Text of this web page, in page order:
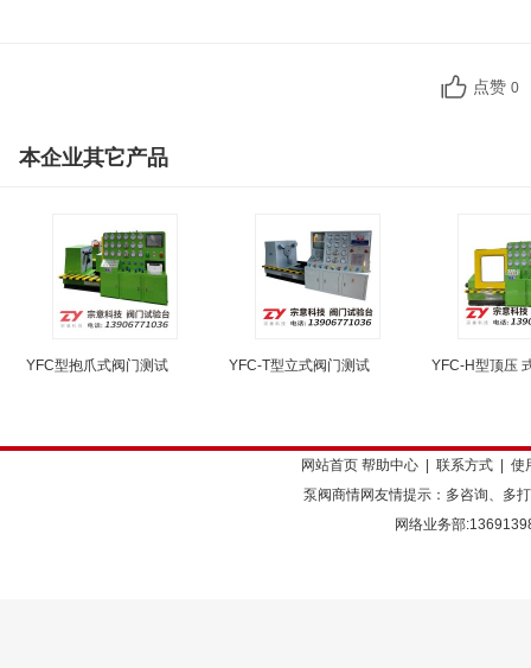
点赞 0
本企业其它产品
YFC型抱爪式阀门测试 YFC-T型立式阀门测试 YFC-H型顶压
网站首页 帮助中心 联系方式
使
泵阀商情网友情提示：多咨询、多
网络业务部